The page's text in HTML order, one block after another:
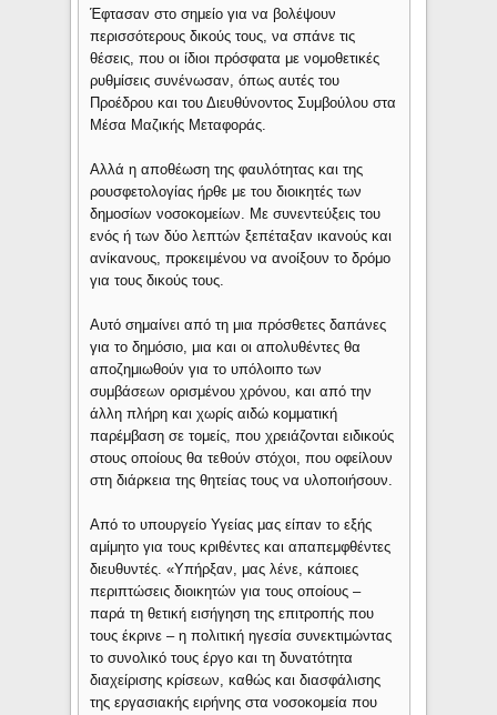
Έφτασαν στο σημείο για να βολέψουν
περισσότερους δικούς τους, να σπάνε τις
θέσεις, που οι ίδιοι πρόσφατα με νομοθετικές
ρυθμίσεις συνένωσαν, όπως αυτές του
Προέδρου και του Διευθύνοντος Συμβούλου στα
Μέσα Μαζικής Μεταφοράς.
Αλλά η αποθέωση της φαυλότητας και της
ρουσφετολογίας ήρθε με του διοικητές των
δημοσίων νοσοκομείων. Με συνεντεύξεις του
ενός ή των δύο λεπτών ξεπέταξαν ικανούς και
ανίκανους, προκειμένου να ανοίξουν το δρόμο
για τους δικούς τους.
Αυτό σημαίνει από τη μια πρόσθετες δαπάνες
για το δημόσιο, μια και οι απολυθέντες θα
αποζημιωθούν για το υπόλοιπο των
συμβάσεων ορισμένου χρόνου, και από την
άλλη πλήρη και χωρίς αιδώ κομματική
παρέμβαση σε τομείς, που χρειάζονται ειδικούς
στους οποίους θα τεθούν στόχοι, που οφείλουν
στη διάρκεια της θητείας τους να υλοποιήσουν.
Από το υπουργείο Υγείας μας είπαν το εξής
αμίμητο για τους κριθέντες και απαπεμφθέντες
διευθυντές. «Υπήρξαν, μας λένε, κάποιες
περιπτώσεις διοικητών για τους οποίους –
παρά τη θετική εισήγηση της επιτροπής που
τους έκρινε – η πολιτική ηγεσία συνεκτιμώντας
το συνολικό τους έργο και τη δυνατότητα
διαχείρισης κρίσεων, καθώς και διασφάλισης
της εργασιακής ειρήνης στα νοσοκομεία που